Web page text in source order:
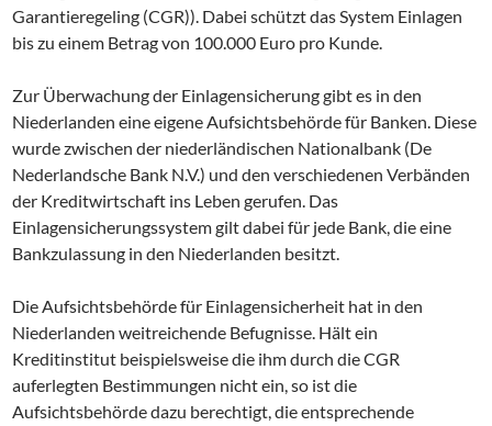
Garantieregeling (CGR)). Dabei schützt das System Einlagen
bis zu einem Betrag von 100.000 Euro pro Kunde.
Zur Überwachung der Einlagensicherung gibt es in den
Niederlanden eine eigene Aufsichtsbehörde für Banken. Diese
wurde zwischen der niederländischen Nationalbank (De
Nederlandsche Bank N.V.) und den verschiedenen Verbänden
der Kreditwirtschaft ins Leben gerufen. Das
Einlagensicherungssystem gilt dabei für jede Bank, die eine
Bankzulassung in den Niederlanden besitzt.
Die Aufsichtsbehörde für Einlagensicherheit hat in den
Niederlanden weitreichende Befugnisse. Hält ein
Kreditinstitut beispielsweise die ihm durch die CGR
auferlegten Bestimmungen nicht ein, so ist die
Aufsichtsbehörde dazu berechtigt, die entsprechende